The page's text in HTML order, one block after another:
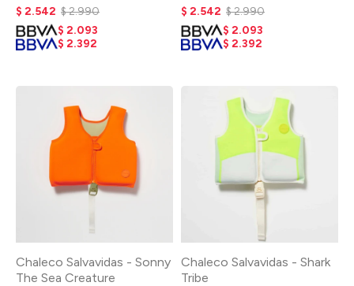
$ 2.542 $2.990
$ 2.093
$ 2.392
$ 2.542 $2.990
$ 2.093
$ 2.392
Chaleco Salvavidas - Sonny
The Sea Creature
Chaleco Salvavidas - Shark
Tribe